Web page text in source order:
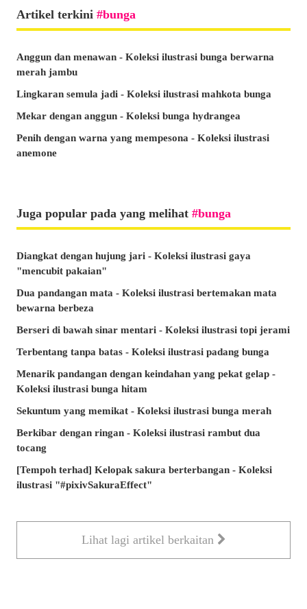
Artikel terkini bunga
Anggun dan menawan - Koleksi ilustrasi bunga berwarna
merah jambu
Lingkaran semula jadi - Koleksi ilustrasi mahkota bunga
Mekar dengan anggun - Koleksi bunga hydrangea
Penih dengan warna yang mempesona - Koleksi ilustrasi
anemone
Juga popular pada yang melihat bunga
Diangkat dengan hujung jari - Koleksi ilustrasi gaya
"mencubit pakaian"
Dua pandangan mata - Koleksi ilustrasi bertemakan mata
bewarna berbeza
Berseri di bawah sinar mentari - Koleksi ilustrasi topi jerami
Terbentang tanpa batas - Koleksi ilustrasi padang bunga
Menarik pandangan dengan keindahan yang pekat gelap -
Koleksi ilustrasi bunga hitam
Sekuntum yang memikat - Koleksi ilustrasi bunga merah
Berkibar dengan ringan - Koleksi ilustrasi rambut dua
tocang
[Tempoh terhad] Kelopak sakura berterbangan - Koleksi
ilustrasi "#pixivSakuraEffect"
Lihat lagi artikel berkaitan